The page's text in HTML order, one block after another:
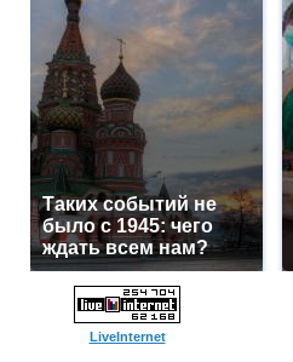
Таких событий не
было с 1945: чего
ждать всем нам?
LiveInternet